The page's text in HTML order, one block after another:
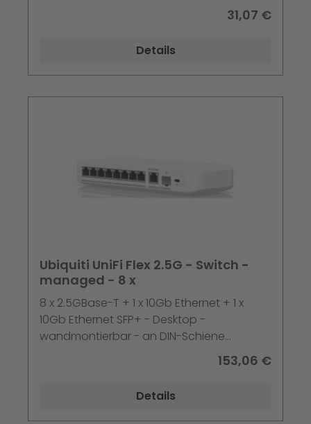
JL809A#ACC - JL812A#ACC - JL815A#ACC
31,07 €
Details
Ubiquiti UniFi Flex 2.5G - Switch -
managed - 8 x
8 x 2.5GBase-T + 1 x 10Gb Ethernet + 1 x
10Gb Ethernet SFP+ - Desktop -
wandmontierbar - an DIN-Schiene
153,06 €
Details